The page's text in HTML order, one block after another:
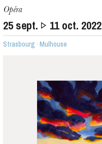
Opéra
25 sept. 11 oct. 2022
Strasbourg · Mulhouse